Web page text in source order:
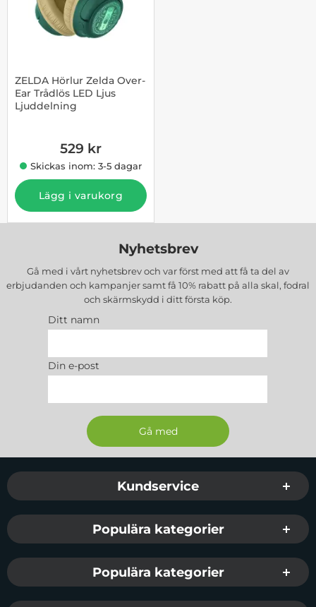
ZELDA Hörlur Zelda Over-
Ear Trådlös LED Ljus
Ljuddelning
529 kr
Skickas inom: 3-5 dagar
Lägg i varukorg
Nyhetsbrev
Gå med i vårt nyhetsbrev och var först med att få ta del av
erbjudanden och kampanjer samt få 10% rabatt på alla skal, fodral
och skärmskydd i ditt första köp.
Ditt namn
Din e-post
Sidfot Blandad info och länkar
Kundservice
Populära kategorier
Populära kategorier